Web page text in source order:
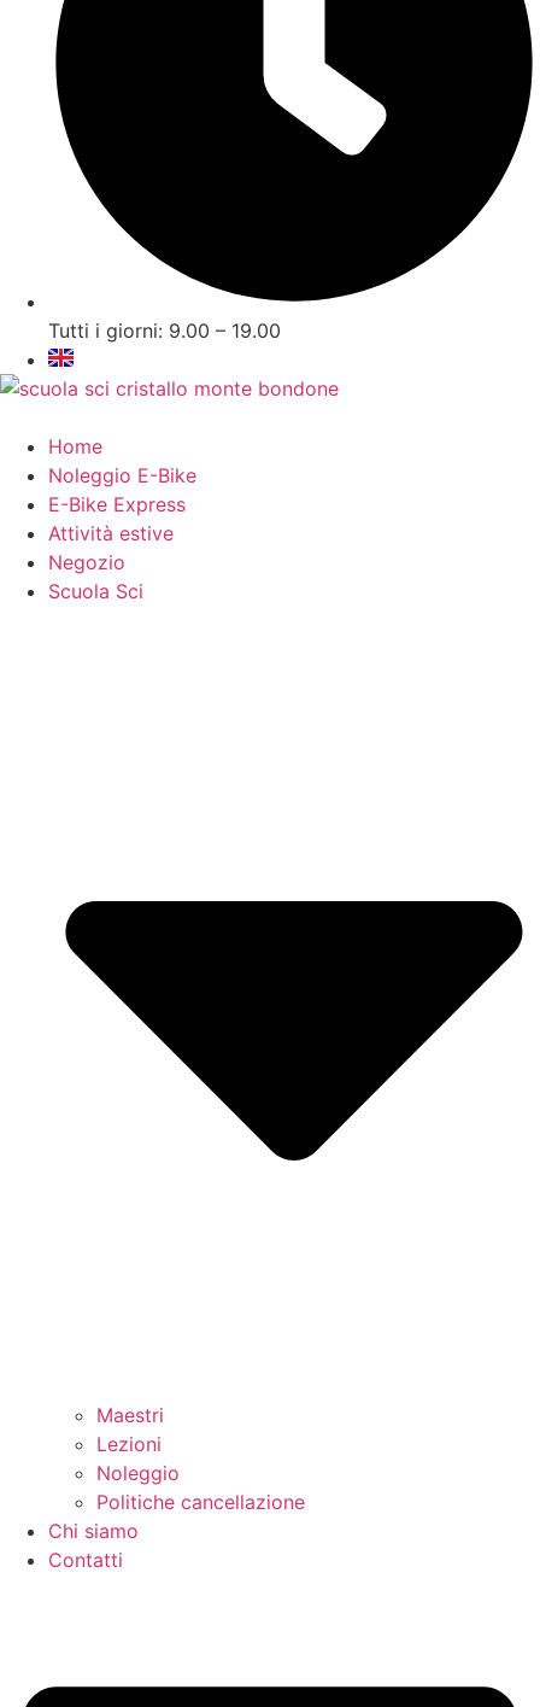
Tutti i giorni: 9.00 – 19.00
Home
Noleggio E-Bike
E-Bike Express
Attività estive
Negozio
Scuola Sci
Maestri
Lezioni
Noleggio
Politiche cancellazione
Chi siamo
Contatti